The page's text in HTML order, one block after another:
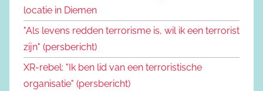
locatie in Diemen
"Als levens redden terrorisme is, wil ik een terrorist
zijn" (persbericht)
XR-rebel: "Ik ben lid van een terroristische
organisatie" (persbericht)